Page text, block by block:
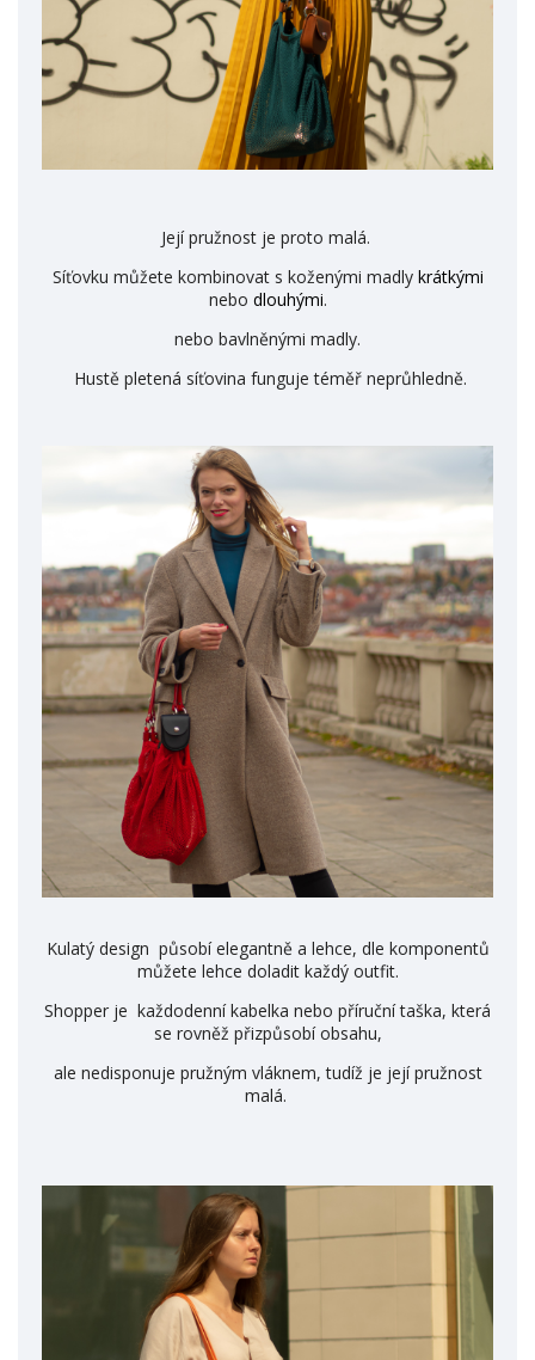
Její pružnost je proto malá.
Síťovku můžete kombinovat s koženými madly krátkými
nebo dlouhými.
nebo bavlněnými madly.
Hustě pletená síťovina funguje téměř neprůhledně.
Kulatý design působí elegantně a lehce, dle komponentů
můžete lehce doladit každý outfit.
Shopper je každodenní kabelka nebo příruční taška, která
se rovněž přizpůsobí obsahu,
ale nedisponuje pružným vláknem, tudíž je její pružnost
malá.